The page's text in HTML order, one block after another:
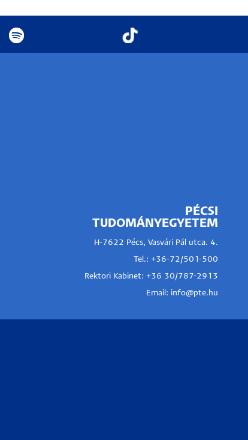
PÉCSI
TUDOMÁNYEGYETEM
H-7622 Pécs, Vasvári Pál utca. 4.
Tel.: +36-72/501-500
Rektori Kabinet: +36 30/787-2913
Email: info@pte.hu